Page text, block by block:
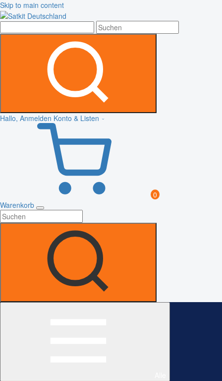
Skip to main content
Hallo, Anmelden Konto & Listen
0
Warenkorb